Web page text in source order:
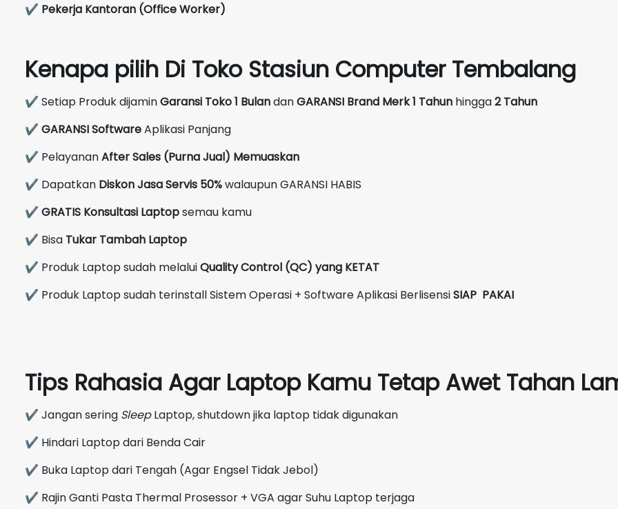
✔ Pekerja Kantoran (Office Worker)
Kenapa pilih Di Toko Stasiun Computer Tembalang
✔ Setiap Produk dijaminGaransi Toko 1 BulandanGARANSI Brand Merk1 Tahun hingga2 Tahun
✔ GARANSI SoftwareAplikasi Panjang
✔ PelayananAfter Sales (Purna Jual) Memuaskan
✔ Dapatkan Diskon Jasa Servis 50%walaupun GARANSI HABIS
✔ GRATIS Konsultasi Laptopsemau kamu
✔ Bisa Tukar Tambah Laptop
✔ Produk Laptop sudah melaluiQuality Control (QC) yang KETAT
✔ Produk Laptop sudah terinstall Sistem Operasi + Software Aplikasi BerlisensiSIAP PAKAI
Tips Rahasia Agar Laptop Kamu Tetap Awet Tahan
✔ Jangan sering SleepLaptop, shutdown jika laptop tidak digunakan
✔ Hindari Laptop dari Benda Cair
✔ Buka Laptop dari Tengah (Agar Engsel Tidak Jebol)
✔ Rajin Ganti Pasta Thermal Prosessor + VGA agar Suhu Laptop terjaga